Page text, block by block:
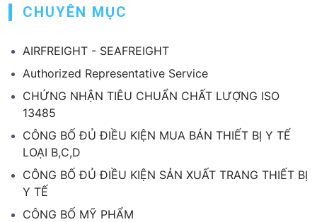
CHUYÊN MỤC
AIRFREIGHT - SEAFREIGHT
Authorized Representative Service
CHỨNG NHẬN TIÊU CHUẨN CHẤT LƯỢNG ISO
13485
CÔNG BỐ ĐỦ ĐIỀU KIỆN MUA BÁN THIẾT BỊ Y TẾ
LOẠI B,C,D
CÔNG BỐ ĐỦ ĐIỀU KIỆN SẢN XUẤT TRANG THIẾT BỊ
Y TẾ
CÔNG BỐ MỸ PHẨM